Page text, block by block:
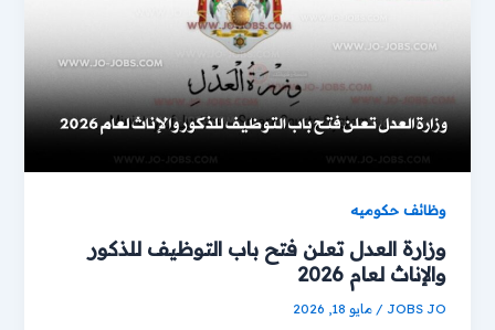
وظائف حكوميه
وزارة العدل تعلن فتح باب التوظيف للذكور
والإناث لعام 2026
JOBS JO
/مايو 18, 2026